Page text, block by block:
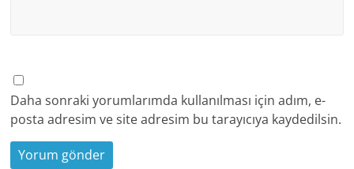
Daha sonraki yorumlarımda kullanılması için adım, e-
posta adresim ve site adresim bu tarayıcıya kaydedilsin.